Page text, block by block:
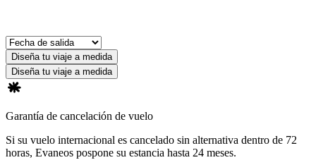
Diseña tu viaje a medida
Diseña tu viaje a medida
Garantía de cancelación de vuelo
Si su vuelo internacional es cancelado sin alternativa dentro de 72
horas, Evaneos pospone su estancia hasta 24 meses.